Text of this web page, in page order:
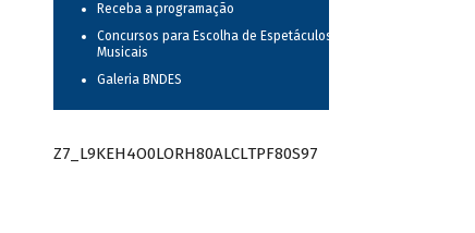
Receba a programação
Concursos para Escolha de Espetáculos
Musicais
Galeria BNDES
Z7_L9KEH4O0LORH80ALCLTPF80S97